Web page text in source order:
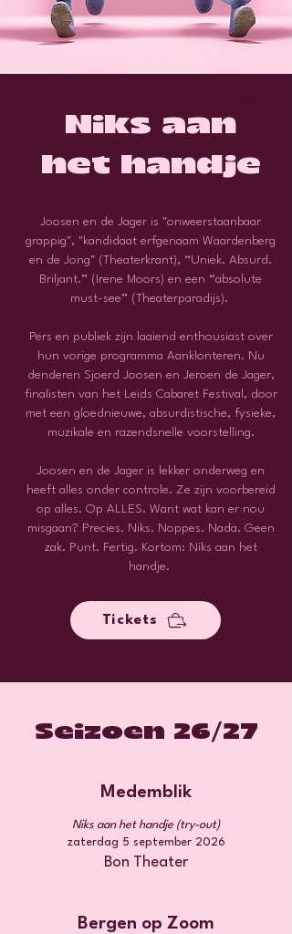
Niks aan
het handje
Joosen en de Jager is "onweerstaanbaar
grappig", "kandidaat erfgenaam Waardenberg
en de Jong" (Theaterkrant), “Uniek. Absurd.
Briljant.” (Irene Moors) en een “absolute
must-see” (Theaterparadijs).
Pers en publiek zijn laaiend enthousiast over
hun vorige programma Aanklonteren. Nu
denderen Sjoerd Joosen en Jeroen de Jager,
finalisten van het Leids Cabaret Festival, door
met een gloednieuwe, absurdistische, fysieke,
muzikale en razendsnelle voorstelling.
Joosen en de Jager is lekker onderweg en
heeft alles onder controle. Ze zijn voorbereid
op alles. Op ALLES. Want wat kan er nou
misgaan? Precies. Niks. Noppes. Nada. Geen
zak. Punt. Fertig. Kortom: Niks aan het
handje.
Tickets
Seizoen 26/27
Medemblik
Niks aan het handje (try-out)
zaterdag 5 september 2026
Bon Theater
Bergen op Zoom